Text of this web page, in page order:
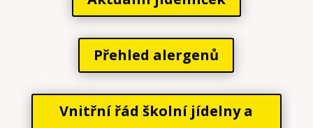
Přehled alergenů
Vnitřní řád školní jídelny a